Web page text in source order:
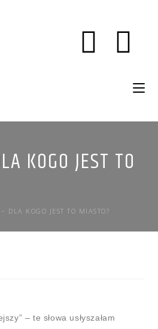
KOGO JEST TO
DLA KOGO JEST TO MIASTO?
– te słowa usłyszałam